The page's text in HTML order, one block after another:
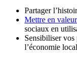
Partager
Mettre en
sociaux en
Sensibiliser
l’économie